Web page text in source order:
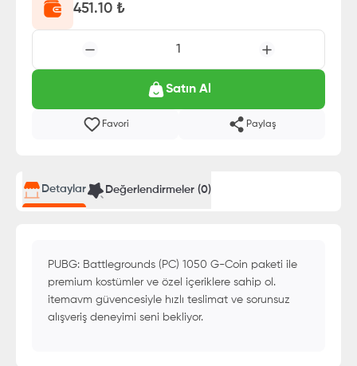
451.10 ₺
1
Satın Al
Favori Paylaş
Detaylar Değerlendirmeler (0)
PUBG: Battlegrounds (PC) 1050 G-Coin paketi ile
premium kostümler ve özel içeriklere sahip ol.
itemavm güvencesiyle hızlı teslimat ve sorunsuz
alışveriş deneyimi seni bekliyor.